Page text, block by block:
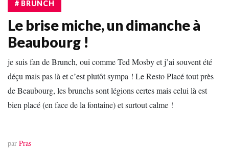
# BRUNCH
Le brise miche, un dimanche à
Beaubourg !
je suis fan de Brunch, oui comme Ted Mosby et j’ai souvent été
déçu mais pas là et c’est plutôt sympa ! Le Resto Placé tout près
de Beaubourg, les brunchs sont légions certes mais celui là est
bien placé (en face de la fontaine) et surtout calme !
par Pras